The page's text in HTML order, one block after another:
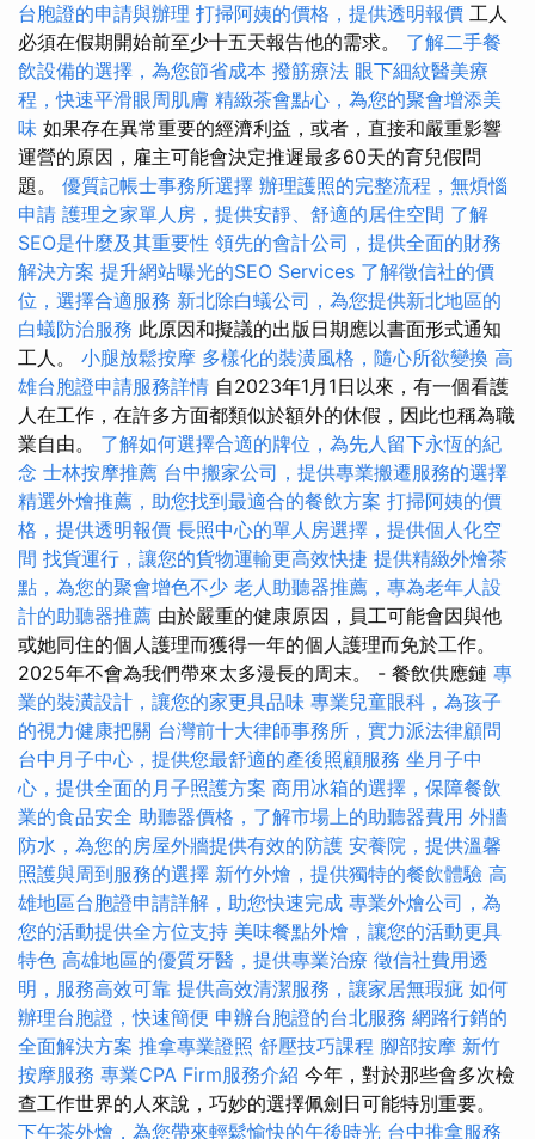
台胞證的申請與辦理 打掃阿姨的價格，提供透明報價 工人
必須在假期開始前至少十五天報告他的需求。 了解二手餐
飲設備的選擇，為您節省成本 撥筋療法 眼下細紋醫美療
程，快速平滑眼周肌膚 精緻茶會點心，為您的聚會增添美
味 如果存在異常重要的經濟利益，或者，直接和嚴重影響
運營的原因，雇主可能會決定推遲最多60天的育兒假問
題。 優質記帳士事務所選擇 辦理護照的完整流程，無煩惱
申請 護理之家單人房，提供安靜、舒適的居住空間 了解
SEO是什麼及其重要性 領先的會計公司，提供全面的財務
解決方案 提升網站曝光的SEO Services 了解徵信社的價
位，選擇合適服務 新北除白蟻公司，為您提供新北地區的
白蟻防治服務 此原因和擬議的出版日期應以書面形式通知
工人。 小腿放鬆按摩 多樣化的裝潢風格，隨心所欲變換 高
雄台胞證申請服務詳情 自2023年1月1日以來，有一個看護
人在工作，在許多方面都類似於額外的休假，因此也稱為職
業自由。 了解如何選擇合適的牌位，為先人留下永恆的紀
念 士林按摩推薦 台中搬家公司，提供專業搬遷服務的選擇
精選外燴推薦，助您找到最適合的餐飲方案 打掃阿姨的價
格，提供透明報價 長照中心的單人房選擇，提供個人化空
間 找貨運行，讓您的貨物運輸更高效快捷 提供精緻外燴茶
點，為您的聚會增色不少 老人助聽器推薦，專為老年人設
計的助聽器推薦 由於嚴重的健康原因，員工可能會因與他
或她同住的個人護理而獲得一年的個人護理而免於工作。
2025年不會為我們帶來太多漫長的周末。 - 餐飲供應鏈 專
業的裝潢設計，讓您的家更具品味 專業兒童眼科，為孩子
的視力健康把關 台灣前十大律師事務所，實力派法律顧問
台中月子中心，提供您最舒適的產後照顧服務 坐月子中
心，提供全面的月子照護方案 商用冰箱的選擇，保障餐飲
業的食品安全 助聽器價格，了解市場上的助聽器費用 外牆
防水，為您的房屋外牆提供有效的防護 安養院，提供溫馨
照護與周到服務的選擇 新竹外燴，提供獨特的餐飲體驗 高
雄地區台胞證申請詳解，助您快速完成 專業外燴公司，為
您的活動提供全方位支持 美味餐點外燴，讓您的活動更具
特色 高雄地區的優質牙醫，提供專業治療 徵信社費用透
明，服務高效可靠 提供高效清潔服務，讓家居無瑕疵 如何
辦理台胞證，快速簡便 申辦台胞證的台北服務 網路行銷的
全面解決方案 推拿專業證照 舒壓技巧課程 腳部按摩 新竹
按摩服務 專業CPA Firm服務介紹 今年，對於那些會多次檢
查工作世界的人來說，巧妙的選擇佩劍日可能特別重要。
下午茶外燴，為您帶來輕鬆愉快的午後時光 台中推拿服務